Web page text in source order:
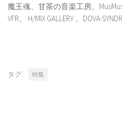
魔王魂、甘茶の音楽工房、
VFR、 H/MIX GALLERY 、DOVA-
タグ: 特集